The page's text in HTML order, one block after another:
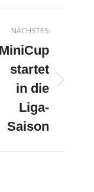
NÄCHSTES
Nächster
Beitrag:
MiniCup
startet
in die
Liga-
Saison